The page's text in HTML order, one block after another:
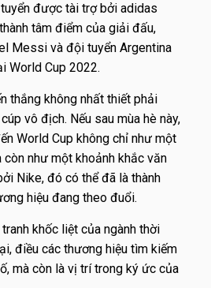
được tài trợ bởi adidas
tâm điểm của giải đấu,
Messi và đội tuyển Argentina
World Cup 2022.
thắng không nhất thiết phải
vô địch. Nếu sau mùa hè này,
World Cup không chỉ như một
như một khoảnh khắc văn
Nike, đó có thể đã là thành
hiệu đang theo đuổi.
khốc liệt của ngành thời
điều các thương hiệu tìm kiếm
mà còn là vị trí trong ký ức của